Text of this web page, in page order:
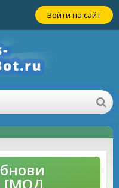
Войти на сайт